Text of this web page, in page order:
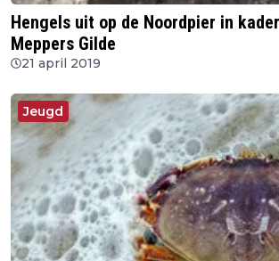
Hengels uit op de Noordpier in
Meppers Gilde
21 april 2019
Jeugd